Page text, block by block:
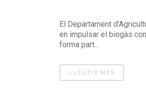
El Departament
en impulsar el biogàs
forma part...
LLEGEIX MÉS